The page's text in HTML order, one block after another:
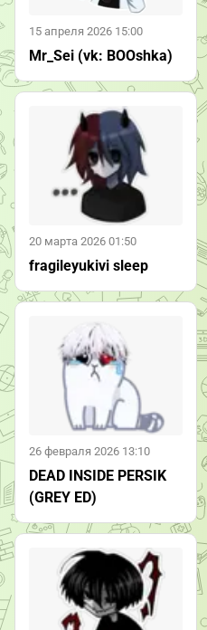
15 апреля 2026 15:00
Mr_Sei (vk: BOOshka)
20 марта 2026 01:50
fragileyukivi sleep
26 февраля 2026 13:10
DEAD INSIDE PERSIK
(GREY ED)